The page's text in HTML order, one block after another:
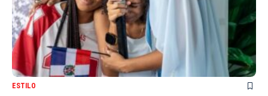
ESTILO